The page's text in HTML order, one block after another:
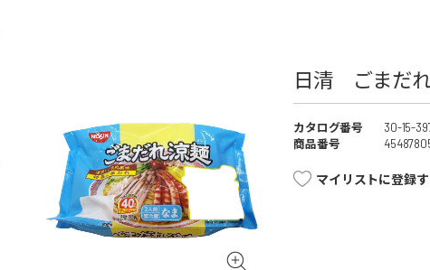
日清 ごまだ
カタログ番号
30-15-
商品番号
マイリストに登録